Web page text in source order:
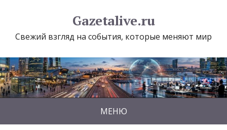
Gazetalive.ru
Свежий взгляд на события, которые меняют мир
МЕНЮ